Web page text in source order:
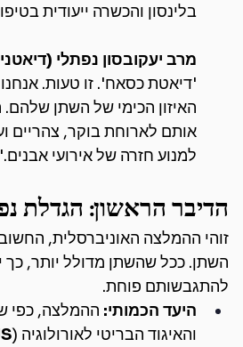
בלינסון והכשרה ייעודית
מרב יעקובסון נפתלי
'דיאטת כסאח'. זו טעות.
האיזון הכימי של השתן
אותם לארוחת בוקר, צהריים
למנוע חזרה של אירועי
הדיבר הראשון: הגדלת
זוהי ההמלצה האוניברסלית,
השתן. ככל שהשתן מדולל יותר, כך
להתגבשותם פוחת.
היעד הכמותי: ההמלצה, כפי
והאיגוד הבריטי לאורולוגיה (